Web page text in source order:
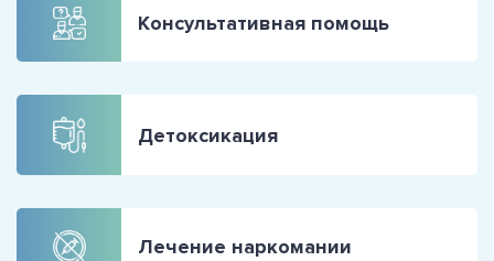
Консультативная помощь
Детоксикация
Лечение наркомании